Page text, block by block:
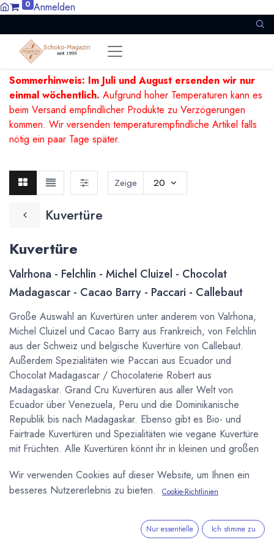
0 Anmelden
Sommerhinweis: Im Juli und August ersenden wir nur
einmal wöchentlich. Aufgrund hoher Temperaturen kann es
beim Versand empfindlicher Produkte zu Verzögerungen
kommen. Wir versenden temperaturempfindliche Artikel falls
nötig ein paar Tage später.
Kuvertüre
Zeige 20
Kuvertüre
Valrhona - Felchlin - Michel Cluizel - Chocolat
Madagascar - Cacao Barry - Paccari - Callebaut
Große Auswahl an Kuvertüren unter anderem von Valrhona,
Michel Cluizel und Cacao Barry aus Frankreich, von Felchlin
aus der Schweiz und belgische Kuvertüre von Callebaut.
Außerdem Spezialitäten wie Paccari aus Ecuador und
Chocolat Madagascar / Chocolaterie Robert aus
Madagaskar. Grand Cru Kuvertüren aus aller Welt von
Ecuador über Venezuela, Peru und die Dominikanische
Republik bis nach Madagaskar. Ebenso gibt es Bio- und
Fairtrade Kuvertüren und Spezialitäten wie vegane Kuvertüre
mit Früchten. Alle Kuvertüren könnt ihr in kleinen und großen
machen, oder für Gastronomie und
Schokoladenmanufakturen auch über unserenB2B
Wir verwenden Cookies auf dieser Website, um Ihnen ein
besseres Nutzererlebnis zu bieten.
Cookie-Richtlinien
Nur essentielle Ich stimme zu